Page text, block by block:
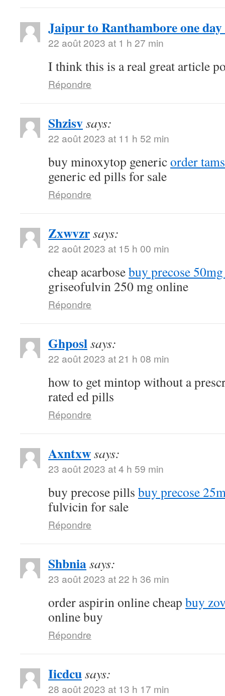
Jaipur to Ranthambore one
22 août 2023 at 1 h 27 min
I think this is a real great article
Répondre
Shzisvsays:
22 août 2023 at 11 h 52 min
buy minoxytop genericorder
generic ed pills for sale
Répondre
Zxwvzrsays:
22 août 2023 at 15 h 00 min
cheap acarbosebuy precose
griseofulvin 250 mg online
Répondre
Ghposlsays:
22 août 2023 at 21 h 08 min
how to get mintop without a
rated ed pills
Répondre
Axntxwsays:
23 août 2023 at 4 h 59 min
buy precose pills buy precose
fulvicin for sale
Répondre
Shbniasays:
23 août 2023 at 22 h 36 min
order aspirin online cheap buy
online buy
Répondre
Iicdcusays:
28 août 2023 at 13 h 17 min